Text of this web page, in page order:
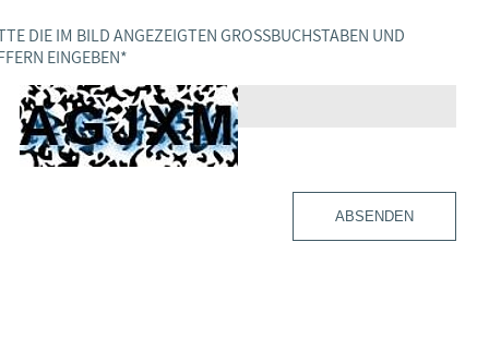
DIE IM BILD ANGEZEIGTEN GROSSBUCHSTABEN UND Z
EINGEBEN *
ABSENDEN